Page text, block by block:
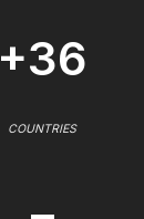
+36
COUNTRIES